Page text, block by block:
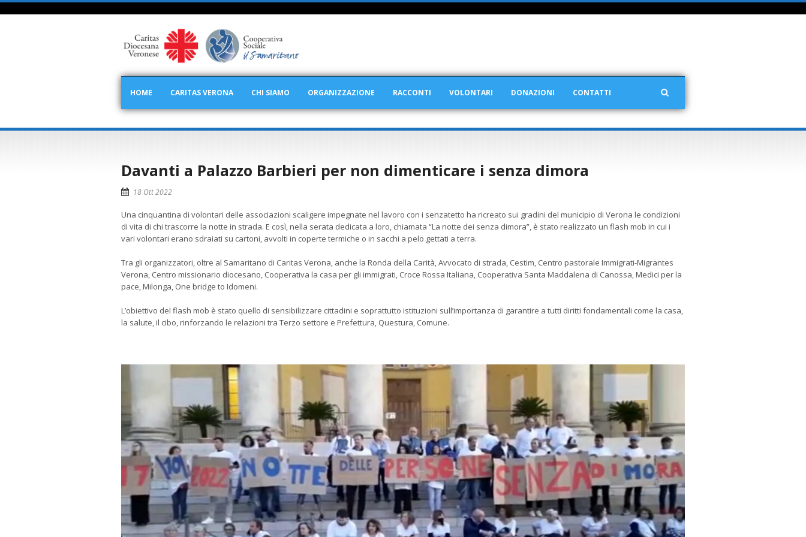
HOME CARITAS VERONA CHI SIAMO ORGANIZZAZIONE RACCONTI VOLONTARI DONAZIONI CONTATTI
Davanti a Palazzo Barbieri per non dimenticare i senza dimora
18 Ott 2022
Una cinquantina di volontari delle associazioni scaligere impegnate nel lavoro con i senzatetto ha ricreato sui gradini del municipio di Verona le condizioni
di vita di chi trascorre la notte in strada. E così, nella serata dedicata a loro, chiamata “La notte dei senza dimora”, è stato realizzato un flash mob in cui i
vari volontari erano sdraiati su cartoni, avvolti in coperte termiche o in sacchi a pelo gettati a terra.
Tra gli organizzatori, oltre al Samaritano di Caritas Verona, anche la Ronda della Carità, Avvocato di strada, Cestim, Centro pastorale Immigrati-Migrantes
Verona, Centro missionario diocesano, Cooperativa la casa per gli immigrati, Croce Rossa Italiana, Cooperativa Santa Maddalena di Canossa, Medici per la
pace, Milonga, One bridge to Idomeni.
L’obiettivo del flash mob è stato quello di sensibilizzare cittadini e soprattutto istituzioni sull’importanza di garantire a tutti diritti fondamentali come la casa,
la salute, il cibo, rinforzando le relazioni tra Terzo settore e Prefettura, Questura, Comune.